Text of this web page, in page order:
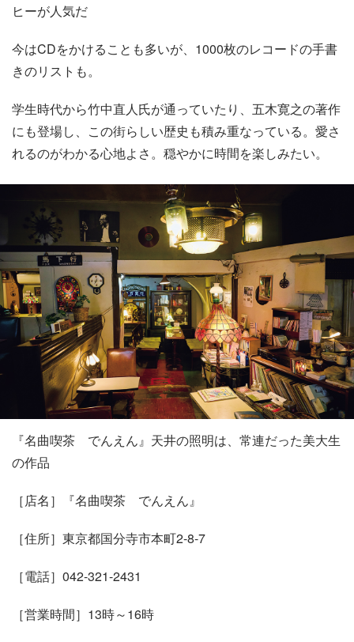
ヒーが人気だ
今はCDをかけることも多いが、1000枚のレコードの手書
きのリストも。
学生時代から竹中直人氏が通っていたり、五木寛之の著作
にも登場し、この街らしい歴史も積み重なっている。愛さ
れるのがわかる心地よさ。穏やかに時間を楽しみたい。
『名曲喫茶 でんえん』天井の照明は、常連だった美大生
の作品
［店名］『名曲喫茶 でんえん』
［住所］東京都国分寺市本町2-8-7
［電話］042-321-2431
［営業時間］13時～16時